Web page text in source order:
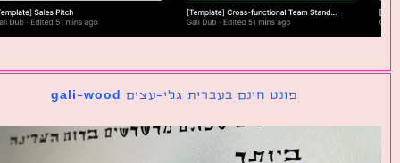
פונט חינם בעברית גלי-עצים gali-wood